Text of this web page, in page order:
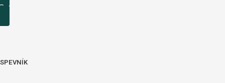
Podrobnosti
SPEVNÍK